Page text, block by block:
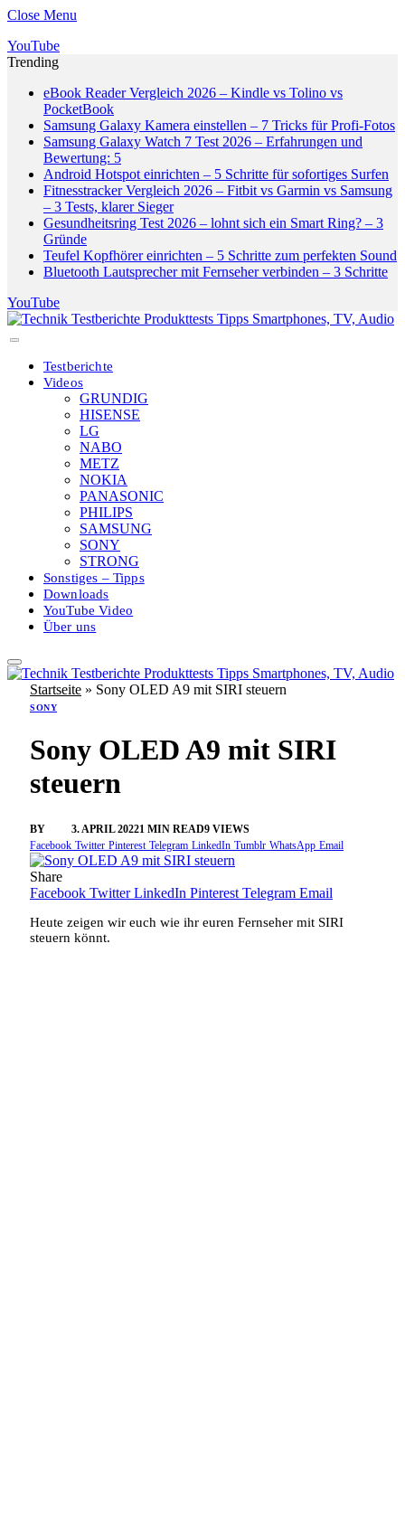
Close Menu
YouTube
Trending
eBook Reader Vergleich 2026 – Kindle vs Tolino vs
PocketBook
Samsung Galaxy Kamera einstellen – 7 Tricks für Profi-Fotos
Samsung Galaxy Watch 7 Test 2026 – Erfahrungen und
Bewertung: 5
Android Hotspot einrichten – 5 Schritte für sofortiges Surfen
Fitnesstracker Vergleich 2026 – Fitbit vs Garmin vs Samsung
– 3 Tests, klarer Sieger
Gesundheitsring Test 2026 – lohnt sich ein Smart Ring? – 3
Gründe
Teufel Kopfhörer einrichten – 5 Schritte zum perfekten Sound
Bluetooth Lautsprecher mit Fernseher verbinden – 3 Schritte
YouTube
Testberichte
Videos
GRUNDIG
HISENSE
LG
NABO
METZ
NOKIA
PANASONIC
PHILIPS
SAMSUNG
SONY
STRONG
Sonstiges – Tipps
Downloads
YouTube Video
Über uns
Startseite » Sony OLED A9 mit SIRI steuern
SONY
Sony OLED A9 mit SIRI
steuern
BY 3. APRIL 20221 MIN READ9 VIEWS
Facebook Twitter Pinterest Telegram LinkedIn Tumblr WhatsApp Email
Share
Facebook Twitter LinkedIn Pinterest Telegram Email
Heute zeigen wir euch wie ihr euren Fernseher mit SIRI
steuern könnt.